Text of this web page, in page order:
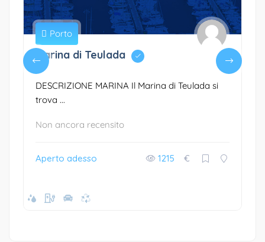
Porto
Marina di Teulada
DESCRIZIONE MARINA Il Marina di Teulada si
trova ...
Non ancora recensito
Aperto adesso 1215 €